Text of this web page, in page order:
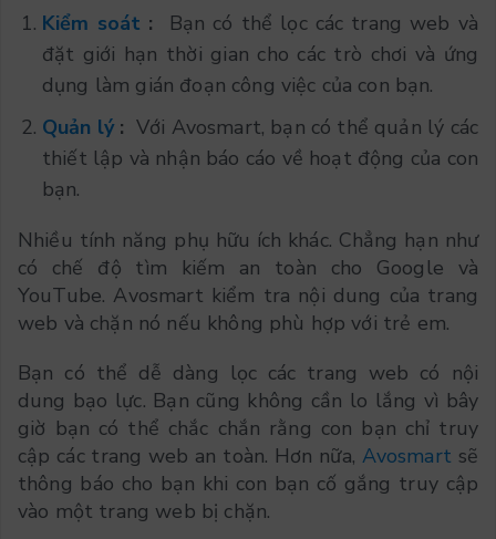
Kiểm soát : Bạn có thể lọc các trang web và
đặt giới hạn thời gian cho các trò chơi và ứng
dụng làm gián đoạn công việc của con bạn.
Quản lý : Với Avosmart, bạn có thể quản lý các
thiết lập và nhận báo cáo về hoạt động của con
bạn.
Nhiều tính năng phụ hữu ích khác. Chẳng hạn như
có chế độ tìm kiếm an toàn cho Google và
YouTube. Avosmart kiểm tra nội dung của trang
web và chặn nó nếu không phù hợp với trẻ em.
Bạn có thể dễ dàng lọc các trang web có nội
dung bạo lực. Bạn cũng không cần lo lắng vì bây
giờ bạn có thể chắc chắn rằng con bạn chỉ truy
cập các trang web an toàn. Hơn nữa, Avosmart sẽ
thông báo cho bạn khi con bạn cố gắng truy cập
vào một trang web bị chặn.